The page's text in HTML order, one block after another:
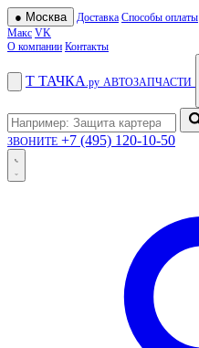
● Москва Доставка Способы оплаты
Макс VK
О компании Контакты
Т ТАЧКА .ру АВТОЗАПЧАСТИ
ЗВОНИТЕ +7 (495) 120-10-50